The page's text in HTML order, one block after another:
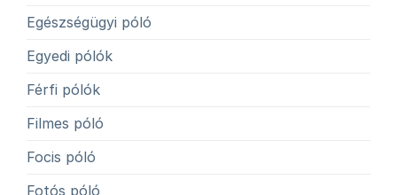
Egészségügyi póló
Egyedi pólók
Férfi pólók
Filmes póló
Focis póló
Fotós póló